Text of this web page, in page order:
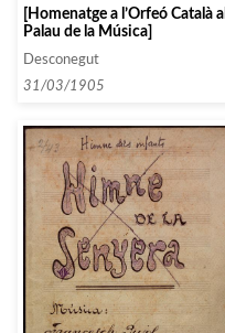
[Homenatge a l’Orfeó Català al
Palau de la Música]
Desconegut
31/03/1905